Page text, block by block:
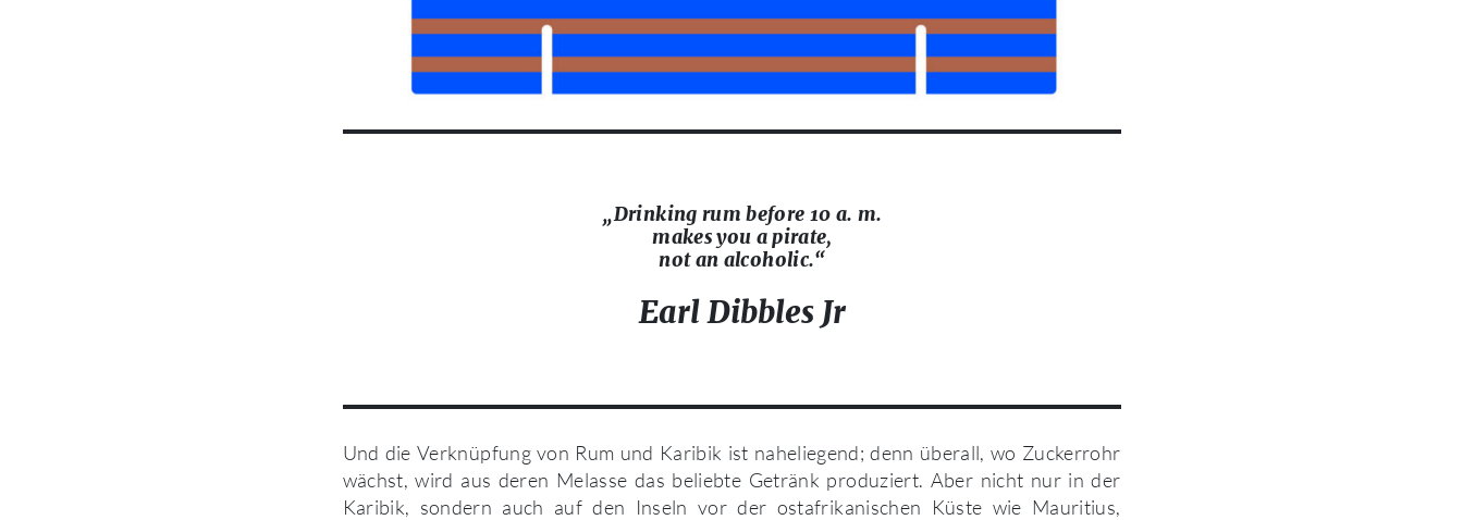
„Drinking rum before 10 a. m.
makes you a pirate,
not an alcoholic.“
Earl Dibbles Jr
Und die Verknüpfung von Rum und Karibik ist naheliegend; denn überall, wo Zuckerrohr
wächst, wird aus deren Melasse das beliebte Getränk produziert. Aber nicht nur in der
Karibik, sondern auch auf den Inseln vor der ostafrikanischen Küste wie Mauritius,